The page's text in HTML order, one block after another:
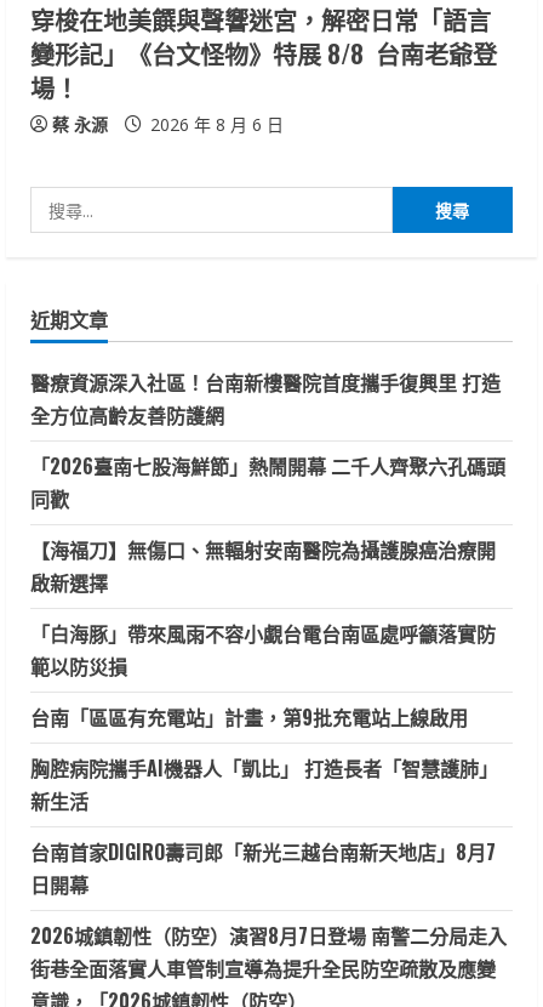
穿梭在地美饌與聲響迷宮，解密日常「語言
變形記」《台文怪物》特展 8/8 台南老爺登
場！
蔡 永源 2026 年 8 月 6 日
尋
字:
近期文章
醫療資源深入社區！台南新樓醫院首度攜手復興里 打造
全方位高齡友善防護網
「2026臺南七股海鮮節」熱鬧開幕 二千人齊聚六孔碼頭
同歡
【海福刀】無傷口、無輻射安南醫院為攝護腺癌治療開
啟新選擇
「白海豚」帶來風雨不容小覷台電台南區處呼籲落實防
範以防災損
台南「區區有充電站」計畫，第9批充電站上線啟用
胸腔病院攜手AI機器人「凱比」 打造長者「智慧護肺」
新生活
台南首家DIGIRO壽司郎「新光三越台南新天地店」8月7
日開幕
2026城鎮韌性（防空）演習8月7日登場 南警二分局走入
街巷全面落實人車管制宣導為提升全民防空疏散及應變